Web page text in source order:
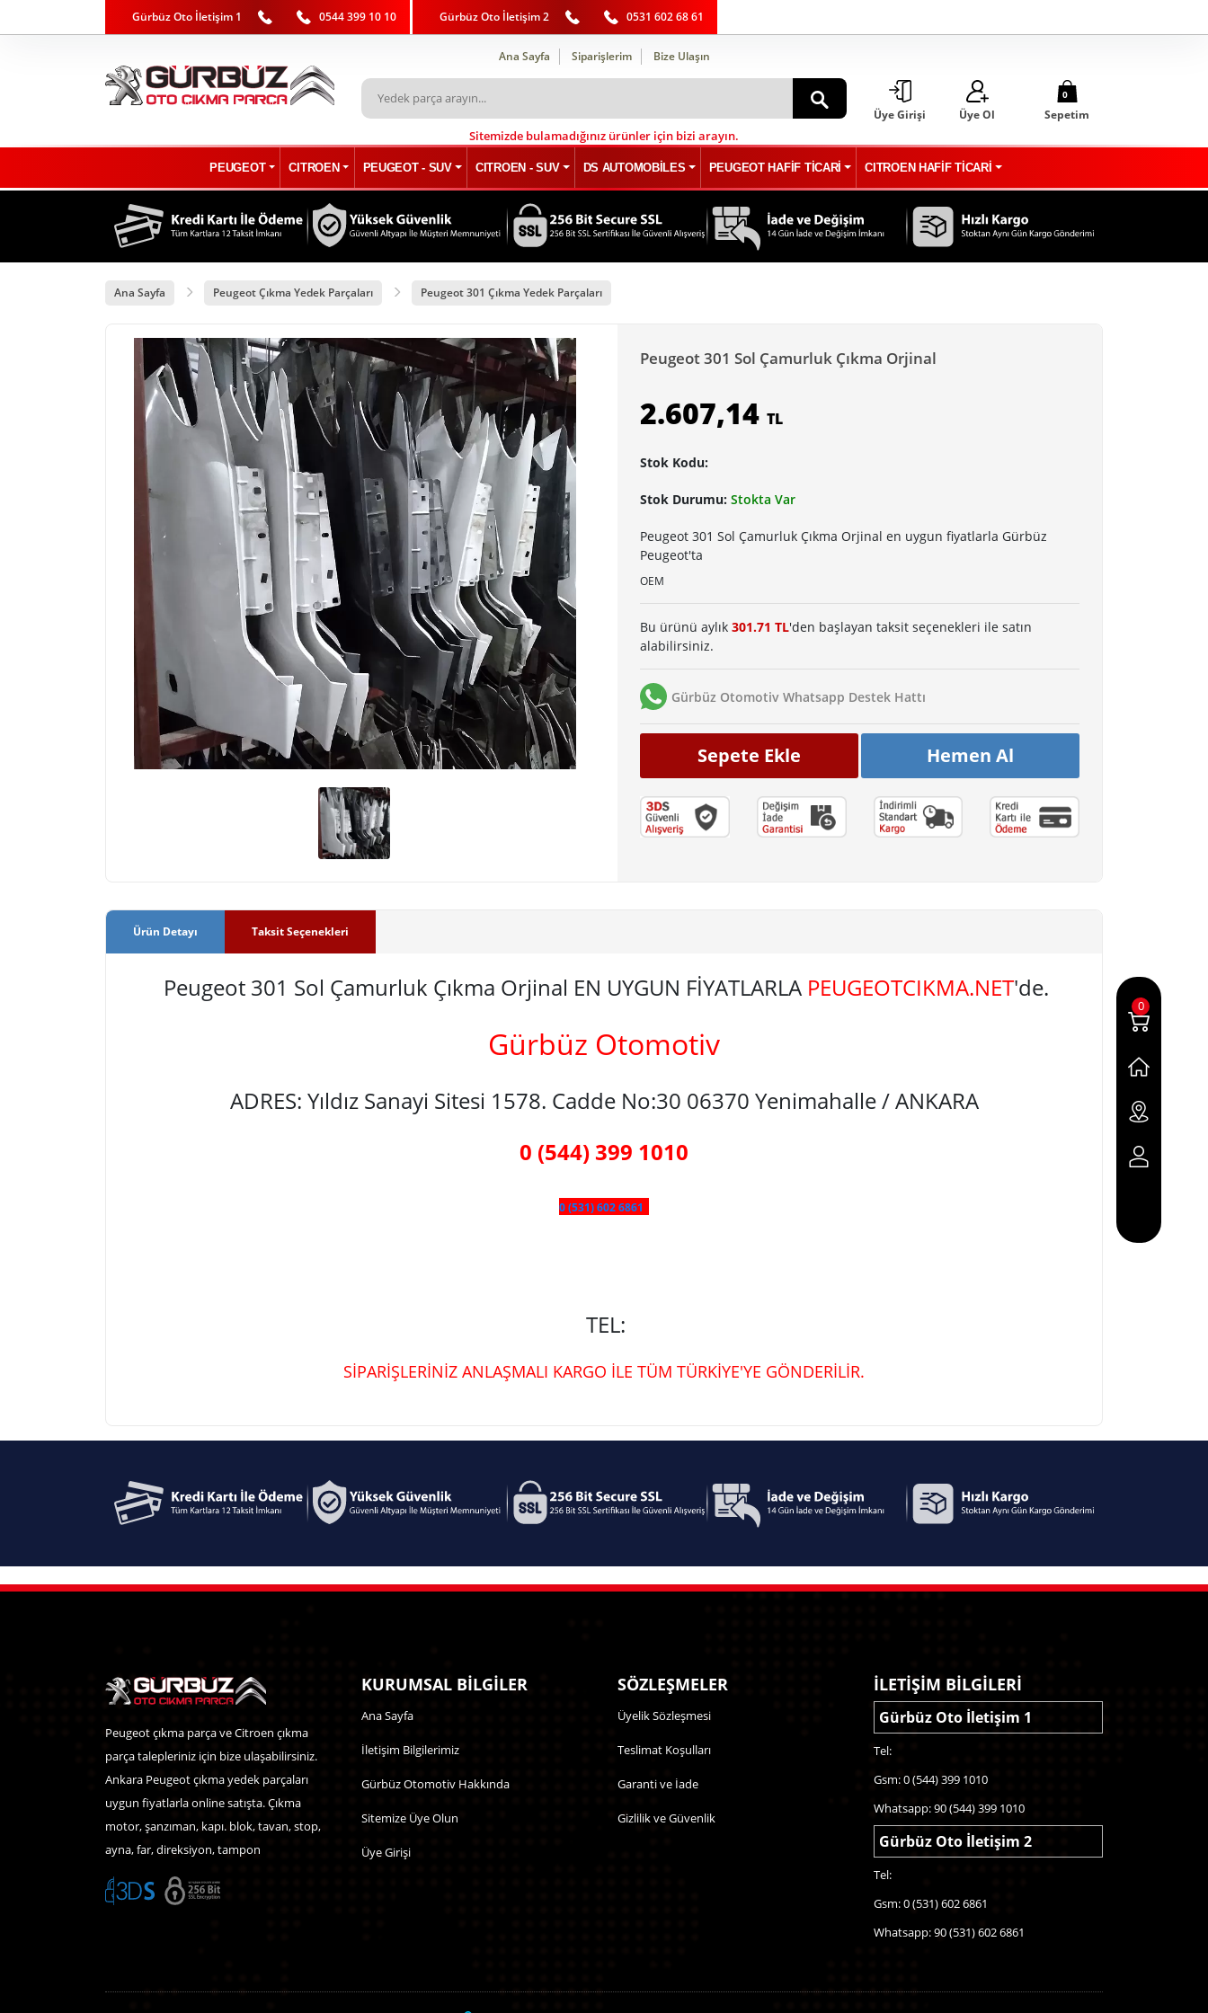
Gürbüz Oto İletişim 1 0544 399 10 10 Gürbüz Oto İletişim 2 0531 602 68 61
Ana Sayfa Siparişlerim Bize Ulaşın
Sitemizde bulamadığınız ürünler için bizi arayın.
Üye Girişi Üye Ol
0
Sepetim
PEUGEOT CITROEN PEUGEOT - SUV CITROEN - SUV DS AUTOMOBİLES PEUGEOT HAFİF TİCARİ CITROEN HAFİF TİCARİ
Ana Sayfa Peugeot Çıkma Yedek Parçaları Peugeot 301 Çıkma Yedek Parçaları
Peugeot 301 Sol Çamurluk Çıkma Orjinal
2.607,14 TL
Stok Kodu:
Stok Durumu: Stokta Var
Peugeot 301 Sol Çamurluk Çıkma Orjinal en uygun fiyatlarla Gürbüz
Peugeot'ta
OEM
Bu ürünü aylık 301.71 TL'den başlayan taksit seçenekleri ile satın
alabilirsiniz.
Gürbüz Otomotiv Whatsapp Destek Hattı
Sepete Ekle Hemen Al
Ürün Detayı Taksit Seçenekleri
Peugeot 301 Sol Çamurluk Çıkma Orjinal EN UYGUN FİYATLARLA PEUGEOTCIKMA.NET'de.
Gürbüz Otomotiv
ADRES: Yıldız Sanayi Sitesi 1578. Cadde No:30 06370 Yenimahalle / ANKARA
0 (544) 399 1010
0 (531) 602 6861
TEL:
SİPARİŞLERİNİZ ANLAŞMALI KARGO İLE TÜM TÜRKİYE'YE GÖNDERİLİR.
0
Peugeot çıkma parça ve Citroen çıkma
parça talepleriniz için bize ulaşabilirsiniz.
Ankara Peugeot çıkma yedek parçaları
uygun fiyatlarla online satışta. Çıkma
motor, şanzıman, kapı. blok, tavan, stop,
ayna, far, direksiyon, tampon
KURUMSAL BİLGİLER
Ana Sayfa
İletişim Bilgilerimiz
Gürbüz Otomotiv Hakkında
Sitemize Üye Olun
Üye Girişi
SÖZLEŞMELER
Üyelik Sözleşmesi
Teslimat Koşulları
Garanti ve İade
Gizlilik ve Güvenlik
İLETİŞİM BİLGİLERİ
Gürbüz Oto İletişim 1
Tel:
Gsm: 0 (544) 399 1010
Whatsapp: 90 (544) 399 1010
Gürbüz Oto İletişim 2
Tel:
Gsm: 0 (531) 602 6861
Whatsapp: 90 (531) 602 6861